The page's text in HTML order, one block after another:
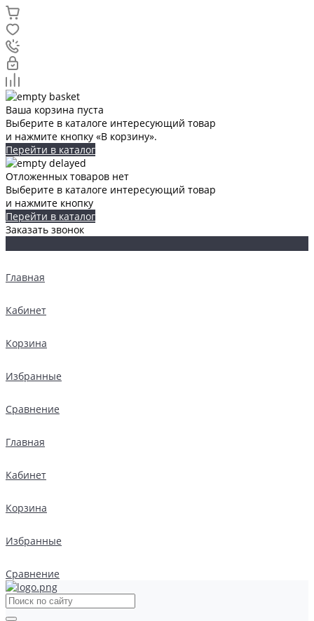
Ваша корзина пуста
Выберите в каталоге интересующий товар
и нажмите кнопку «В корзину».
Перейти в каталог
Отложенных товаров нет
Выберите в каталоге интересующий товар
и нажмите кнопку
Перейти в каталог
Заказать звонок
Главная
Кабинет
Корзина
Избранные
Сравнение
Главная
Кабинет
Корзина
Избранные
Сравнение